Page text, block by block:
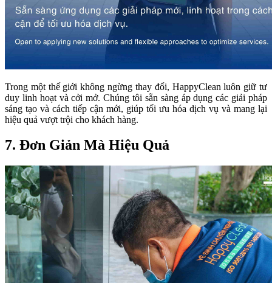
Trong một thế giới không ngừng thay đổi, HappyClean luôn giữ tư
duy linh hoạt và cởi mở. Chúng tôi sẵn sàng áp dụng các giải pháp
sáng tạo và cách tiếp cận mới, giúp tối ưu hóa dịch vụ và mang lại
hiệu quả vượt trội cho khách hàng.
7. Đơn Giản Mà Hiệu Quả